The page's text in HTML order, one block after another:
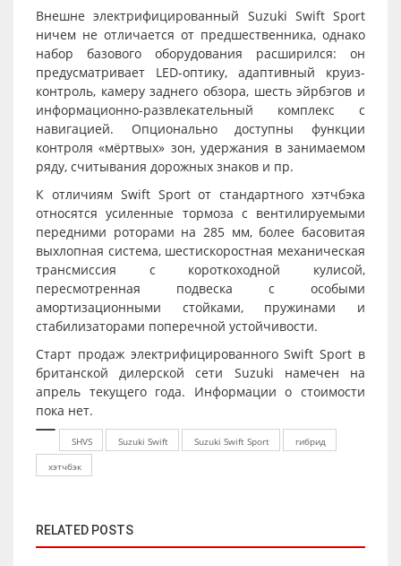
Внешне электрифицированный Suzuki Swift Sport
ничем не отличается от предшественника, однако
набор базового оборудования расширился: он
предусматривает LED-оптику, адаптивный круиз-
контроль, камеру заднего обзора, шесть эйрбэгов и
информационно-развлекательный комплекс с
навигацией. Опционально доступны функции
контроля «мёртвых» зон, удержания в занимаемом
ряду, считывания дорожных знаков и пр.
К отличиям Swift Sport от стандартного хэтчбэка
относятся усиленные тормоза с вентилируемыми
передними роторами на 285 мм, более басовитая
выхлопная система, шестискоростная механическая
трансмиссия с короткоходной кулисой,
пересмотренная подвеска с особыми
амортизационными стойками, пружинами и
стабилизаторами поперечной устойчивости.
Старт продаж электрифицированного Swift Sport в
британской дилерской сети Suzuki намечен на
апрель текущего года. Информации о стоимости
пока нет.
SHVS Suzuki Swift Suzuki Swift Sport
гибрид
хэтчбэк
RELATED POSTS